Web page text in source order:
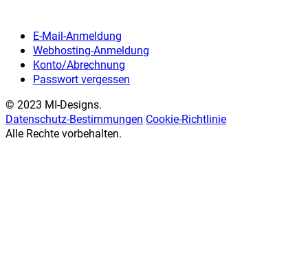
E-Mail-Anmeldung
Webhosting-Anmeldung
Konto/Abrechnung
Passwort vergessen
© 2023 MI-Designs.
Datenschutz-Bestimmungen Cookie-Richtlinie
Alle Rechte vorbehalten.